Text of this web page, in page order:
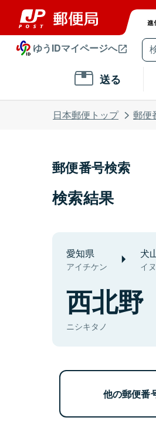
ゆうIDマイページへ
送る
日本郵便トップ 郵便
郵便番号検索
検索結果
愛知県
アイチケン
犬
イ
西北野
ニシキタノ
他の郵便番